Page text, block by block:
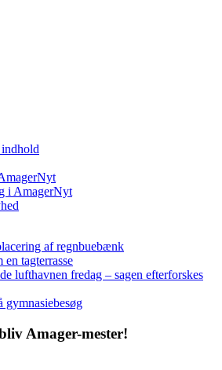
indhold
i AmagerNyt
af regnbuebænk
tagterrasse
lufthavnen fredag – sagen efterforskes
gymnasiebesøg
Amager-mester!